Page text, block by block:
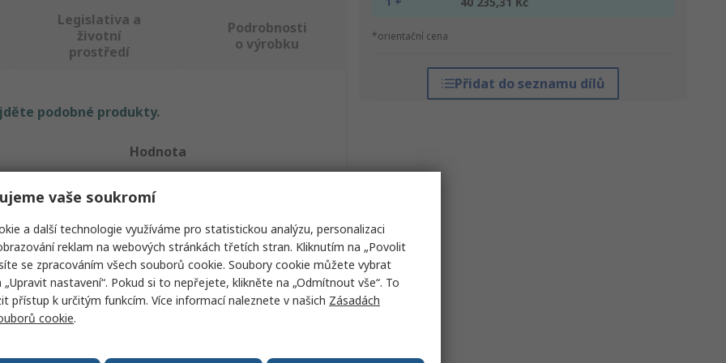
*orientační cena
Přidat do seznamu dílů
Legislativa a
životní
prostředí
Podrobnosti
o výrobku
podobné produkty.
Hodnota
Skříňka na nářadí
7
vaše soukromí
a další technologie využíváme pro statistickou analýzu, personalizaci
reklam na webových stránkách třetích stran. Kliknutím na „Povolit
se zpracováním všech souborů cookie. Soubory cookie můžete vybrat
nastavení“. Pokud si to nepřejete, klikněte na „Odmítnout vše“. To
přístup k určitým funkcím. Více informací naleznete v našich Zásadách
cookie.